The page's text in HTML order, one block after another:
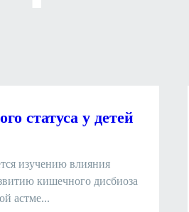
статуса у детей
изучению влияния
кишечного дисбиоза
астме...